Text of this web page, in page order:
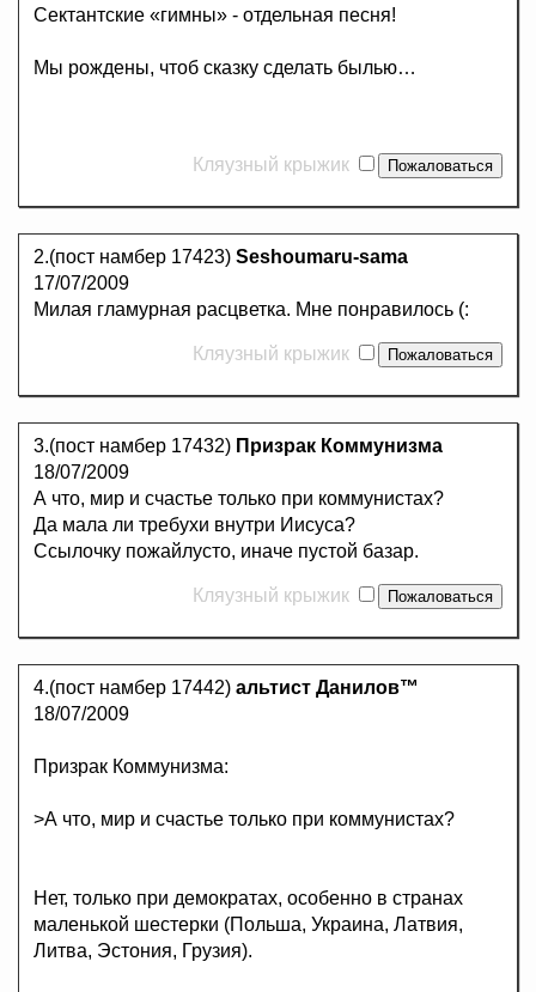
Сектантские «гимны» - отдельная песня!
Мы рождены, чтоб сказку сделать былью…
Кляузный крыжик
2.(пост намбер 17423) Seshoumaru-sama
17/07/2009
Милая гламурная расцветка. Мне понравилось (:
Кляузный крыжик
3.(пост намбер 17432) Призрак Коммунизма
18/07/2009
А что, мир и счастье только при коммунистах?
Да мала ли требухи внутри Иисуса?
Ссылочку пожайлусто, иначе пустой базар.
Кляузный крыжик
4.(пост намбер 17442) альтист Данилов™
18/07/2009
Призрак Коммунизма:
>А что, мир и счастье только при коммунистах?
Нет, только при демократах, особенно в странах
маленькой шестерки (Польша, Украина, Латвия,
Литва, Эстония, Грузия).